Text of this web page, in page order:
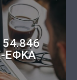
ΕΦΚΑ